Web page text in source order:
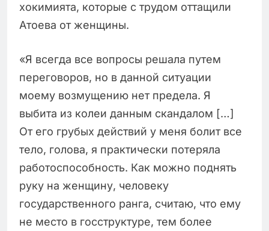
хокимията, которые с трудом оттащили
Атоева от женщины.
«Я всегда все вопросы решала путем
переговоров, но в данной ситуации
моему возмущению нет предела. Я
выбита из колеи данным скандалом […]
От его грубых действий у меня болит все
тело, голова, я практически потеряла
работоспособность. Как можно поднять
руку на женщину, человеку
государственного ранга, считаю, что ему
не место в госструктуре, тем более